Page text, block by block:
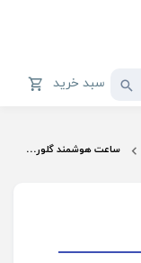
سبد خرید
ساعت هوشمند گلوریمی مدل GX Trace